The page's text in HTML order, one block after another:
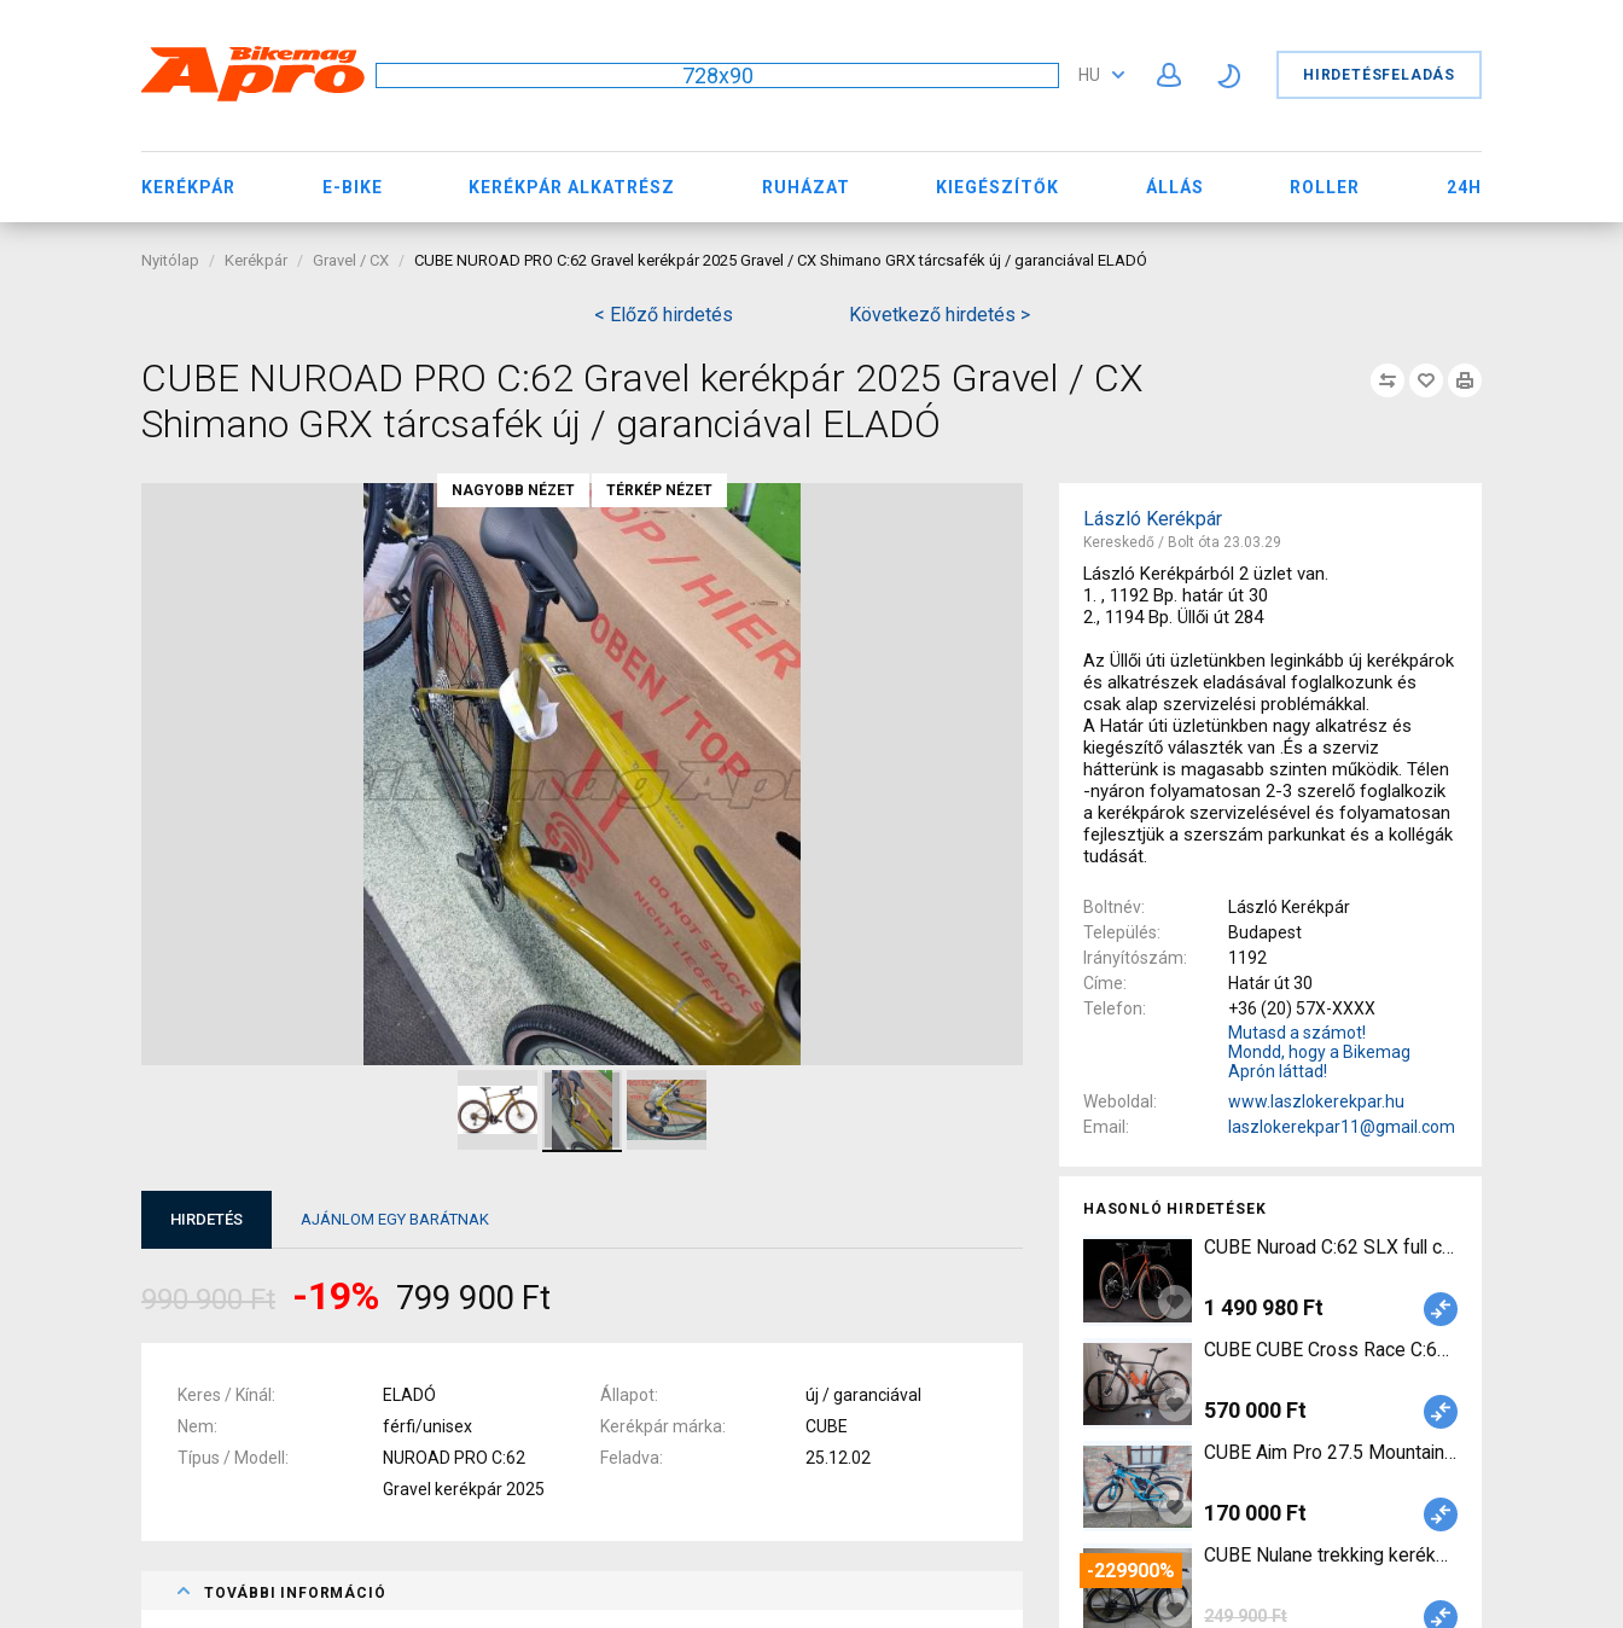
728x90 HU HIRDETÉSFELADÁS
KERÉKPÁR E-BIKE KERÉKPÁR ALKATRÉSZ RUHÁZAT KIEGÉSZÍTŐK ÁLLÁS ROLLER 24H
Nyitólap Kerékpár Gravel / CX CUBE NUROAD PRO C:62 Gravel kerékpár 2025 Gravel / CX Shimano GRX tárcsafék új / garanciával ELADÓ
< Előző hirdetés Következő hirdetés >
CUBE NUROAD PRO C:62 Gravel kerékpár 2025 Gravel / CX
Shimano GRX tárcsafék új / garanciával ELADÓ
László Kerékpár
Kereskedő / Bolt óta 23.03.29
László Kerékpárból 2 üzlet van.
1. , 1192 Bp. határ út 30
2., 1194 Bp. Üllői út 284
Az Üllői úti üzletünkben leginkább új kerékpárok
és alkatrészek eladásával foglalkozunk és
csak alap szervizelési problémákkal.
A Határ úti üzletünkben nagy alkatrész és
kiegészítő választék van .És a szerviz
hátterünk is magasabb szinten működik. Télen
-nyáron folyamatosan 2-3 szerelő foglalkozik
a kerékpárok szervizelésével és folyamatosan
fejlesztjük a szerszám parkunkat és a kollégák
tudását.
Boltnév
László Kerékpár
Település
Budapest
Irányítószám
1192
Címe
Határ út 30
Telefon
+36 (20) 57X-XXXX
Mutasd a számot!
Mondd, hogy a Bikemag
Aprón láttad!
Weboldal
www.laszlokerekpar.hu
Email
laszlokerekpar11@gmail.com
HASONLÓ HIRDETÉSEK
CUBE Nuroad C:62 SLX full carbon, ÚJ, ÁFÁ-s
1 490 980 Ft
CUBE CUBE Cross Race C:62 Pro Országúti
570 000 Ft
CUBE Aim Pro 27.5 Mountain Bike 27.5" (650b)
170 000 Ft
-229900%
CUBE Nulane trekking kerékpár,Cues
249 900 Ft
NAGYOBB NÉZET TÉRKÉP NÉZET
HIRDETÉS AJÁNLOM EGY BARÁTNAK
990 900 Ft -19% 799 900 Ft
Keres / Kínál ELADÓ Állapot
új / garanciával
Nem
férfi/unisex Kerékpár márka
CUBE
Típus / Modell
NUROAD PRO C:62
Gravel kerékpár 2025
Feladva 25.12.02
TOVÁBBI INFORMÁCIÓ